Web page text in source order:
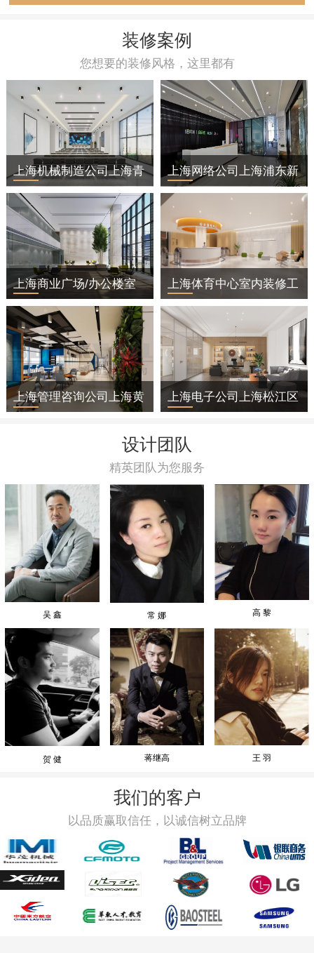
装修案例
您想要的装修风格，这里都有
上海机械制造公司上海青
浦区办公室装修
上海商业广场/办公楼室
内装修工程
上海管理咨询公司上海黄
上海网络公司上海浦东新
区办公室装修
上海体育中心室内装修工
程
上海电子公司上海松江区
设计团队
精英团队为您服务
吴 鑫
贺 健
常 娜
蒋继高
高 黎
王 羽
我们的客户
以品质赢取信任，以诚信树立品牌